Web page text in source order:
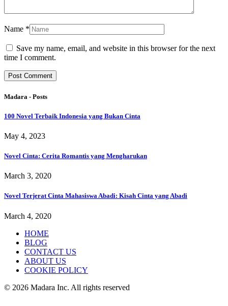
Name *
Save my name, email, and website in this browser for the next
time I comment.
Madara - Posts
100 Novel Terbaik Indonesia yang Bukan Cinta
May 4, 2023
Novel Cinta: Cerita Romantis yang Mengharukan
March 3, 2020
Novel Terjerat Cinta Mahasiswa Abadi: Kisah Cinta yang Abadi
March 4, 2020
HOME
BLOG
CONTACT US
ABOUT US
COOKIE POLICY
© 2026 Madara Inc. All rights reserved